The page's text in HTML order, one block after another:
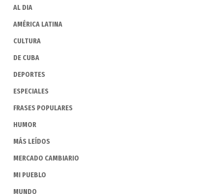
AL DIA
AMÉRICA LATINA
CULTURA
DE CUBA
DEPORTES
ESPECIALES
FRASES POPULARES
HUMOR
MÁS LEÍDOS
MERCADO CAMBIARIO
MI PUEBLO
MUNDO